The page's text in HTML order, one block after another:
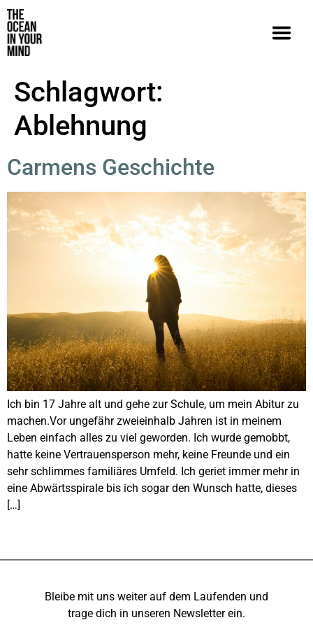
Schlagwort:
Ablehnung
Carmens Geschichte
Ich bin 17 Jahre alt und gehe zur Schule, um mein Abitur zu
machen.Vor ungefähr zweieinhalb Jahren ist in meinem
Leben einfach alles zu viel geworden. Ich wurde gemobbt,
hatte keine Vertrauensperson mehr, keine Freunde und ein
sehr schlimmes familiäres Umfeld. Ich geriet immer mehr in
eine Abwärtsspirale bis ich sogar den Wunsch hatte, dieses
[…]
Bleibe mit uns weiter auf dem Laufenden und
trage dich in unseren Newsletter ein.